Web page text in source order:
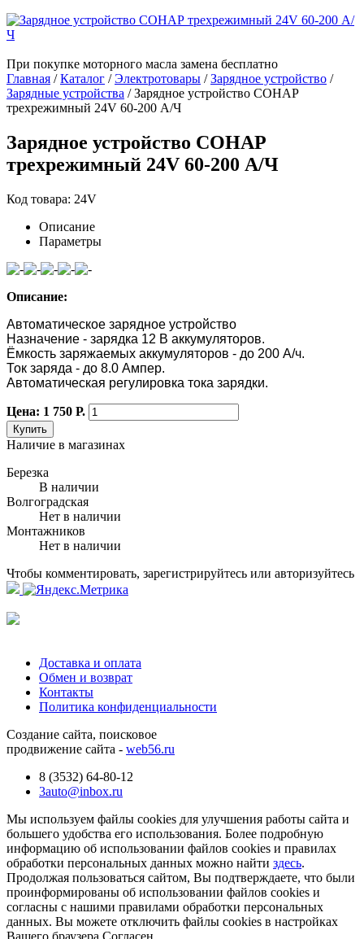
При покупке моторного масла замена бесплатно
Главная /Каталог /Электротовары /Зарядное устройство /
Зарядные устройства /Зарядное устройство СОНАР
трехрежимный 24V 60-200 А/Ч
Зарядное устройство СОНАР
трехрежимный 24V 60-200 А/Ч
Код товара: 24V
Описание
Параметры
Описание:
Автоматическое зарядное устройство
Назначение - зарядка 12 В аккумуляторов.
Ёмкость заряжаемых аккумуляторов - до 200 А/ч.
Ток заряда - до 8.0 Ампер.
Автоматическая регулировка тока зарядки.
Цена: 1 750 Р.
Купить
Наличие в магазинах
Березка
В наличии
Волгоградская
Нет в наличии
Монтажников
Нет в наличии
Чтобы комментировать, зарегистрируйтесь или авторизуйтесь
Доставка и оплата
Обмен и возврат
Контакты
Политика конфиденциальности
Создание сайта, поисковое
продвижение сайта - web56.ru
8 (3532) 64-80-12
3auto@inbox.ru
Мы используем файлы cookies для улучшения работы сайта и
большего удобства его использования. Более подробную
информацию об использовании файлов cookies и правилах
обработки персональных данных можно найти здесь.
Продолжая пользоваться сайтом, Вы подтверждаете, что были
проинформированы об использовании файлов cookies и
согласны с нашими правилами обработки персональных
данных. Вы можете отключить файлы cookies в настройках
Вашего браузера. Согласен